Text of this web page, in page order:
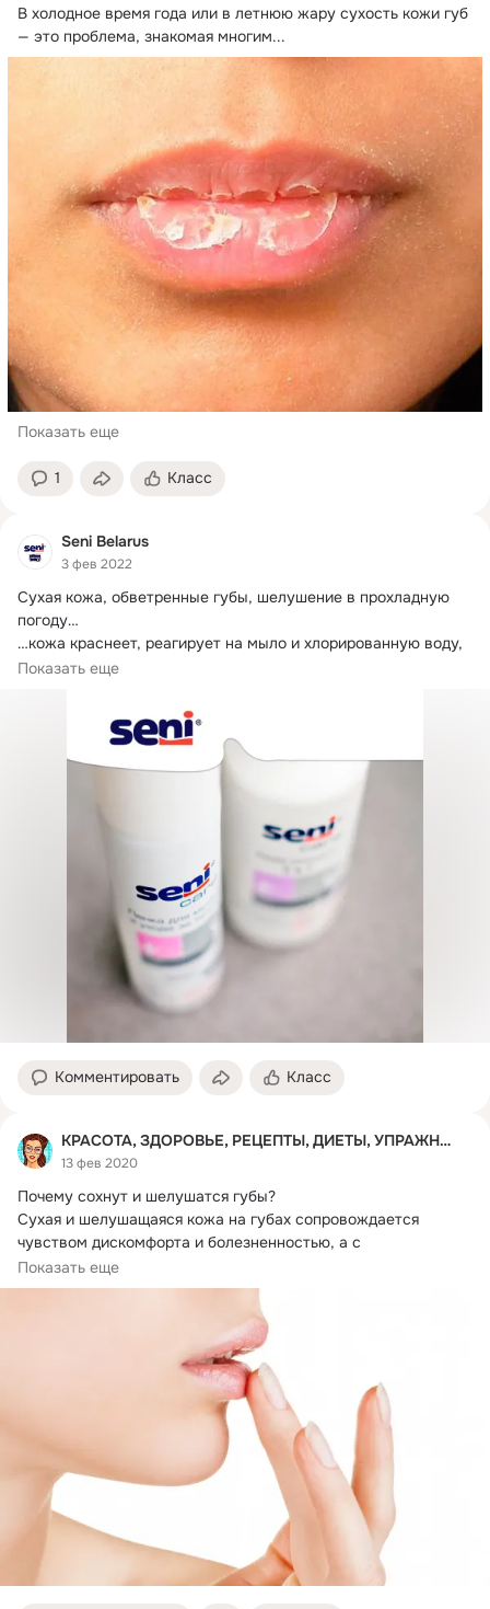
В холодное время года или в летнюю жару сухость кожи губ
— это проблема, знакомая многим...
Показать еще
1 Класс
Seni Belarus
3 фев 2022
Сухая кожа, обветренные губы, шелушение в прохладную
погоду…
…кожа краснеет, реагирует на мыло и хлорированную воду,
трескается и зудит, привычные крема перестают помогать —
Показать еще
Комментировать Класс
КРАСОТА, ЗДОРОВЬЕ, РЕЦЕПТЫ, ДИЕТЫ, УПРАЖНЕНИЯ.
13 фев 2020
Почему сохнут и шелушатся губы?
Сухая и шелушащаяся кожа на губах сопровождается
чувством дискомфорта и болезненностью, а с
потрескавшимися...
Показать еще